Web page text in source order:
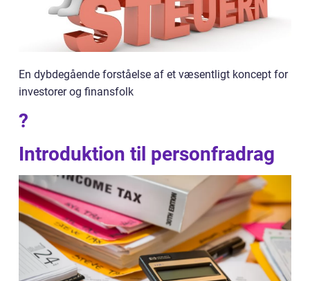
En dybdegående forståelse af et væsentligt koncept for
investorer og finansfolk
?
Introduktion til personfradrag